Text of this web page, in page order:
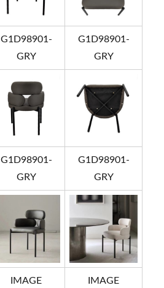
G1D98901-
GRY
G1D98901-
GRY
G1D98901-
GRY
G1D98901-
GRY
IMAGE IMAGE